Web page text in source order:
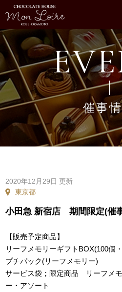
催事
2020年12月29日 更新
東京都
小田急 新宿店 期間限定(催
【販売予定商品】
リーフメモリーギフトBOX(100個
プチパック(リーフメモリー)
サービス袋；限定商品 リーフメ
ー・アソート